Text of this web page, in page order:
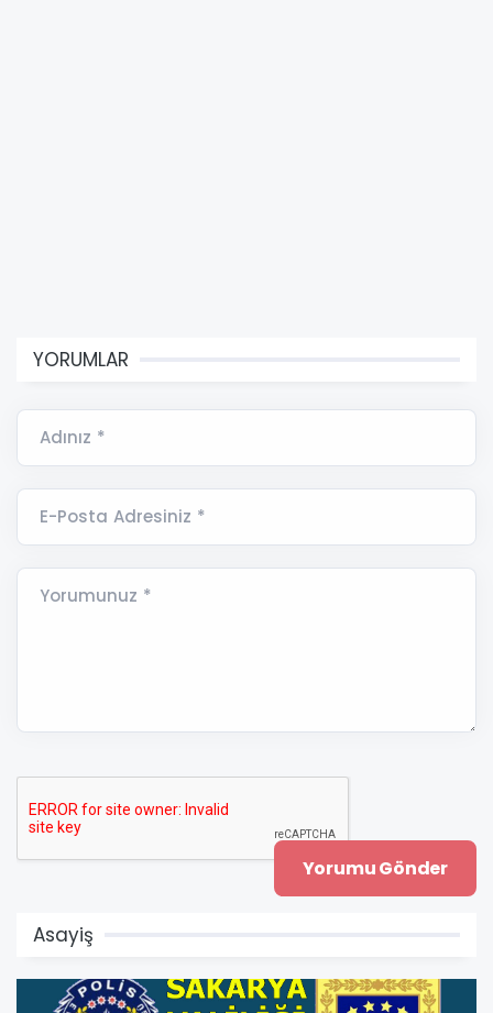
YORUMLAR
Adınız *
E-Posta Adresiniz *
Yorumunuz *
Asayiş